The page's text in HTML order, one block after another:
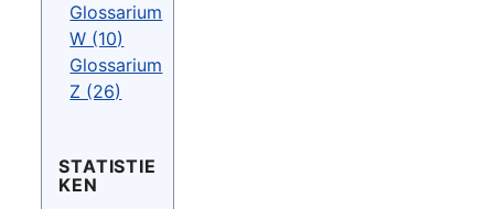
Glossarium
W (10)
Glossarium
Z (26)
STATISTIE
KEN